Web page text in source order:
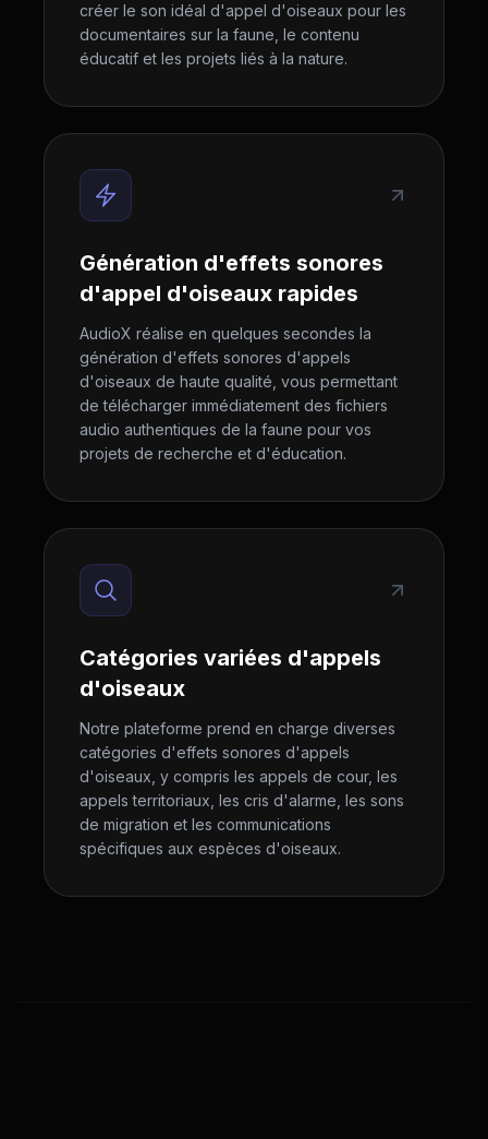
créer le son idéal d'appel d'oiseaux pour les
documentaires sur la faune, le contenu
éducatif et les projets liés à la nature.
Génération d'effets sonores
d'appel d'oiseaux rapides
AudioX réalise en quelques secondes la
génération d'effets sonores d'appels
d'oiseaux de haute qualité, vous permettant
de télécharger immédiatement des fichiers
audio authentiques de la faune pour vos
projets de recherche et d'éducation.
Catégories variées d'appels
d'oiseaux
Notre plateforme prend en charge diverses
catégories d'effets sonores d'appels
d'oiseaux, y compris les appels de cour, les
appels territoriaux, les cris d'alarme, les sons
de migration et les communications
spécifiques aux espèces d'oiseaux.